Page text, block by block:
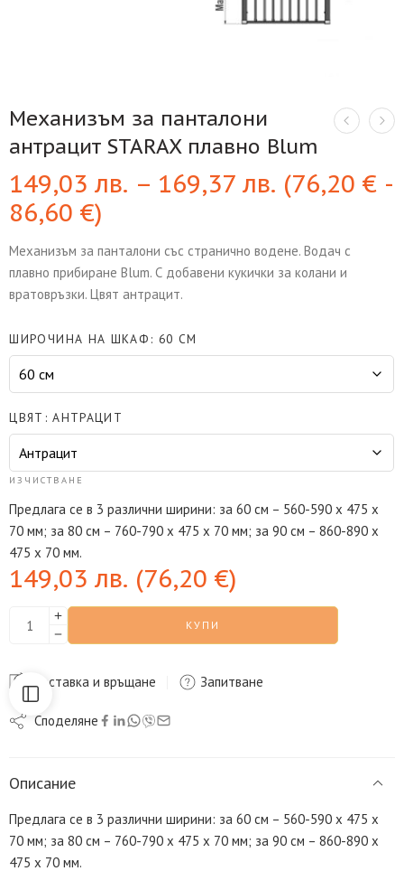
Механизъм за панталони
антрацит STARAX плавно Blum
149,03лв. – 169,37лв. (76,20€ -
86,60€)
Механизъм за панталони със странично водене. Водач с
плавно прибиране Blum. С добавени кукички за колани и
вратовръзки. Цвят антрацит.
ШИРОЧИНА НА ШКАФ 60 СМ
ЦВЯТ АНТРАЦИТ
ИЗЧИСТВАНЕ
Предлага се в 3 различни ширини: за 60 см – 560-590 х 475 х
70 мм; за 80 см – 760-790 х 475 х 70 мм; за 90 см – 860-890 х
475 х 70 мм.
149,03лв. (76,20€)
КУПИ
Доставка и връщане Запитване
Споделяне
Описание
Предлага се в 3 различни ширини: за 60 см – 560-590 х 475 х
70 мм; за 80 см – 760-790 х 475 х 70 мм; за 90 см – 860-890 х
475 х 70 мм.